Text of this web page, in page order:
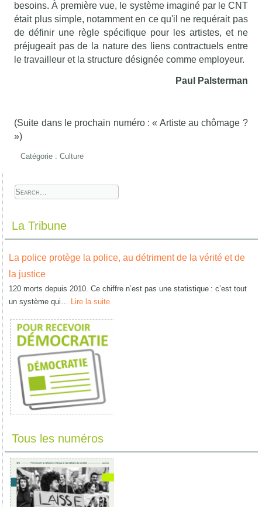
besoins. À première vue, le système imaginé par le CNT
était plus simple, notamment en ce qu'il ne requérait pas
de définir une règle spécifique pour les artistes, et ne
préjugeait pas de la nature des liens contractuels entre
le travailleur et la structure désignée comme employeur.
Paul Palsterman
(Suite dans le prochain numéro : « Artiste au chômage ?
»)
Catégorie :Culture
La Tribune
La police protège la police, au détriment de la vérité et de
la justice
120 morts depuis 2010. Ce chiffre n’est pas une statistique : c’est tout
un système qui… Lire la suite
Tous les numéros